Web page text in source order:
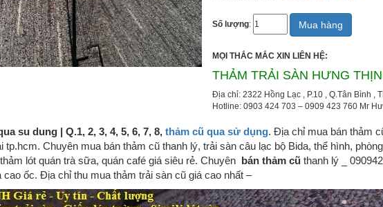
Số lượng: Mua hàng
MỌI THẮC MẮC XIN LIÊN HỆ:
THẢM TRẢI SÀN HƯNG
Địa chỉ: 2322 Hồng Lạc , P.10 , Q.Tân Bình ,
Hotline: 0903 424 703 – 0909 423 760 Mr
su dung | Q.1, 2, 3, 4, 5, 6, 7, 8, thảm cũ qua sử dụng. Địa chỉ mua bán thảm
tp.hcm. Chuyên mua bán thảm cũ thanh lý, trải sàn câu lạc bộ Bida, thể hình,
lót quán trà sữa, quán café giá siêu rẻ. Chuyên bán thảm cũ thanh lý _
cao ốc. Địa chỉ thu mua thảm trải sàn cũ giá cao nhất –